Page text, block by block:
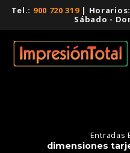
Tel.: 900 720 319| Horarios:
Sábado -
Entradas
dimensiones